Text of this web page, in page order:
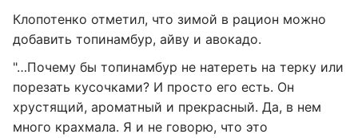
Клопотенко отметил, что зимой в рацион можно
добавить топинамбур, айву и авокадо.
"…Почему бы топинамбур не натереть на терку или
порезать кусочками? И просто его есть. Он
хрустящий, ароматный и прекрасный. Да, в нем
много крахмала. Я и не говорю, что это